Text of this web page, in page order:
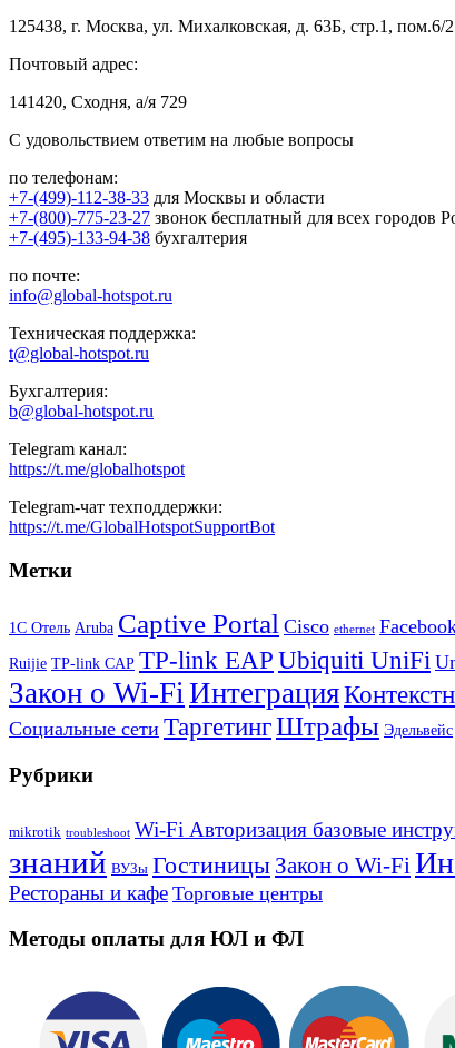
125438, г. Москва, ул. Михалковская, д. 63Б, стр.1, пом.6/2
Почтовый адрес:
141420, Сходня, а/я 729
С удовольствием ответим на любые вопросы
по телефонам:
+7-(499)-112-38-33 для Москвы и области
+7-(800)-775-23-27 звонок бесплатный для всех городов
+7-(495)-133-94-38 бухгалтерия
по почте:
info@global-hotspot.ru
Техническая поддержка:
t@global-hotspot.ru
Бухгалтерия:
b@global-hotspot.ru
Telegram канал:
https://t.me/globalhotspot
Telegram-чат техподдержки:
https://t.me/GlobalHotspotSupportBot
Метки
1С Отель Aruba Captive Portal Cisco ethernet
Ruijie TP-link CAP TP-link EAP Ubiquiti UniFi
Закон о Wi-Fi Интеграция
Социальные сети ТаргетингШтрафы Эдельвейс
Рубрики
mikrotik troubleshoot Wi-Fi Авторизация базовые
знаний ВУЗы Гостиницы Закон о Wi-Fi
Рестораны и кафе Торговые центры
Методы оплаты для ЮЛ и ФЛ